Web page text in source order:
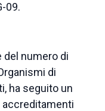
09.
del numero di
di
ha seguito un
accreditamenti